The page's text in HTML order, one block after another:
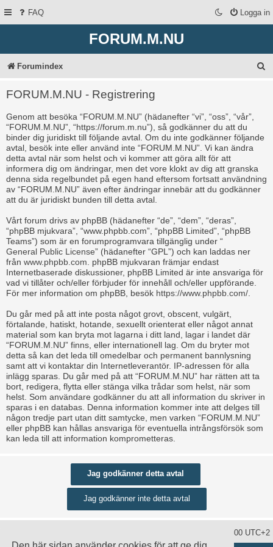
FAQ Logga in
FORUM.M.NU
Forumindex
FORUM.M.NU - Registrering
Genom att besöka “FORUM.M.NU” (hädanefter “vi”, “oss”, “vår”,
“FORUM.M.NU”, “https://forum.m.nu”), så godkänner du att du
binder dig juridiskt till följande avtal. Om du inte godkänner följande
avtal, besök inte eller använd inte “FORUM.M.NU”. Vi kan ändra
detta avtal när som helst och vi kommer att göra allt för att
informera dig om ändringar, men det vore klokt av dig att granska
denna sida regelbundet på egen hand eftersom fortsatt användning
av “FORUM.M.NU” även efter ändringar innebär att du godkänner
att du är juridiskt bunden till detta avtal.
Vårt forum drivs av phpBB (hädanefter “de”, “dem”, “deras”,
“phpBB mjukvara”, “www.phpbb.com”, “phpBB Limited”, “phpBB
Teams”) som är en forumprogramvara tillgänglig under “
General Public License” (hädanefter “GPL”) och kan laddas ner
från www.phpbb.com . phpBB mjukvaran främjar endast
Internetbaserade diskussioner, phpBB Limited är inte ansvariga för
vad vi tillåter och/eller förbjuder för innehåll och/eller uppförande.
För mer information om phpBB, besök https://www.phpbb.com/
Du går med på att inte posta något grovt, obscent, vulgärt,
förtalande, hatiskt, hotande, sexuellt orienterat eller något annat
material som kan bryta mot lagarna i ditt land, lagar i landet där
“FORUM.M.NU” finns, eller internationell lag. Om du bryter mot
detta så kan det leda till omedelbar och permanent bannlysning
samt att vi kontaktar din Internetleverantör. IP-adressen för alla
inlägg sparas. Du går med på att “FORUM.M.NU” har rätten att ta
bort, redigera, flytta eller stänga vilka trådar som helst, när som
helst. Som användare godkänner du att all information du skriver in
sparas i en databas. Denna information kommer inte att delges till
någon tredje part utan ditt samtycke, men varken “FORUM.M.NU”
eller phpBB kan hållas ansvariga för eventuella intrångsförsök som
kan leda till att information komprometteras.
Alla tidsangivelser är UTC+02:00 UTC+2